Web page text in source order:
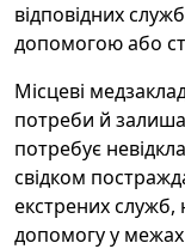
відповідних
допомогою або
Місцеві
потреби й
потребує
свідком
екстрених служб,
допомогу у